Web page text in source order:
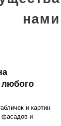
нами
любого
и картин
и